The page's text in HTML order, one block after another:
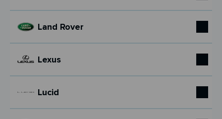
Land Rover
Lexus
Lucid